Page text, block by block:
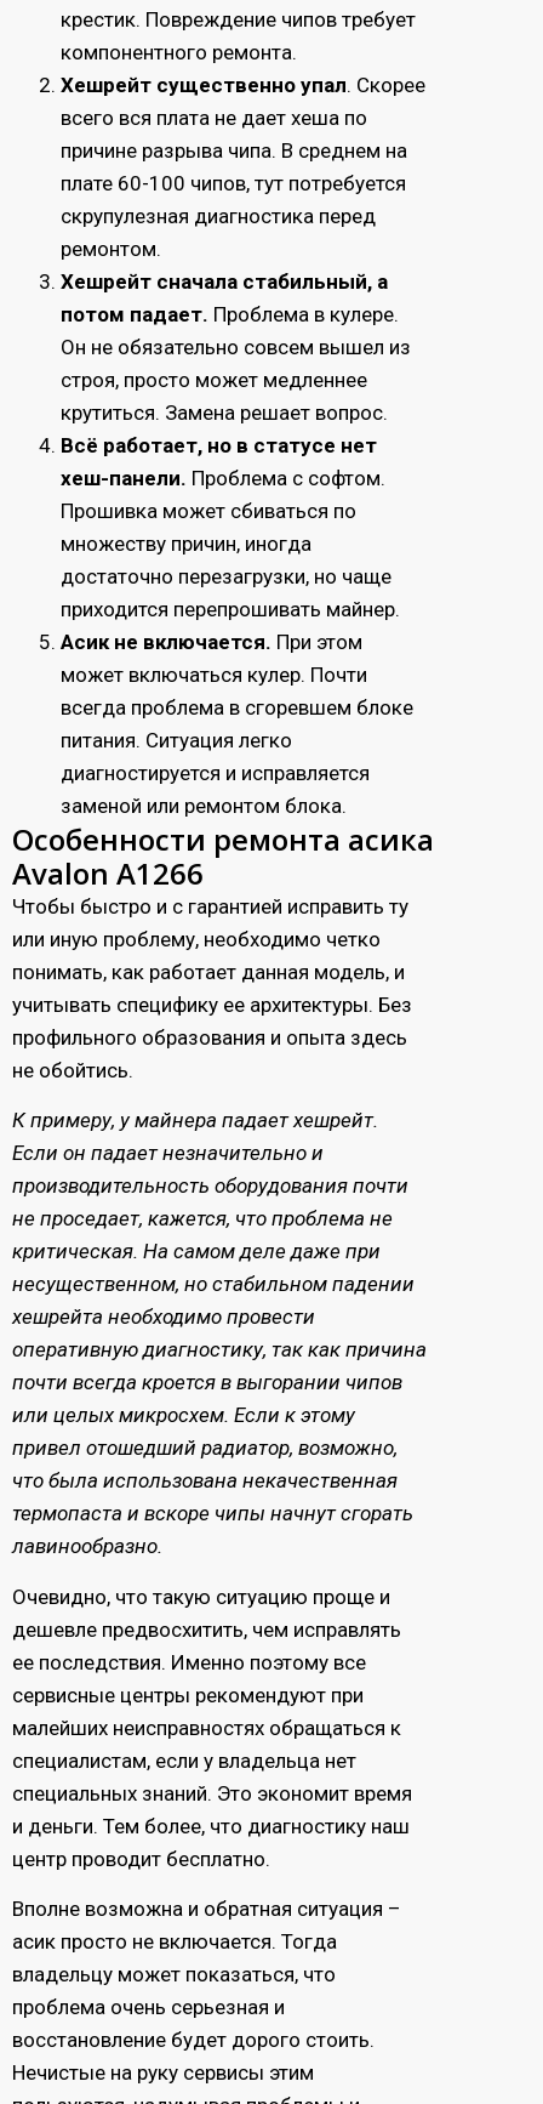
крестик. Повреждение чипов требует
компонентного ремонта.
Хешрейт существенно упал. Скорее
всего вся плата не дает хеша по
причине разрыва чипа. В среднем на
плате 60-100 чипов, тут потребуется
скрупулезная диагностика перед
ремонтом.
Хешрейт сначала стабильный, а
потом падает. Проблема в кулере.
Он не обязательно совсем вышел из
строя, просто может медленнее
крутиться. Замена решает вопрос.
Всё работает, но в статусе нет
хеш-панели. Проблема с софтом.
Прошивка может сбиваться по
множеству причин, иногда
достаточно перезагрузки, но чаще
приходится перепрошивать майнер.
Асик не включается. При этом
может включаться кулер. Почти
всегда проблема в сгоревшем блоке
питания. Ситуация легко
диагностируется и исправляется
заменой или ремонтом блока.
Особенности ремонта асика
Avalon А1266
Чтобы быстро и с гарантией исправить ту
или иную проблему, необходимо четко
понимать, как работает данная модель, и
учитывать специфику ее архитектуры. Без
профильного образования и опыта здесь
не обойтись.
К примеру, у майнера падает хешрейт.
Если он падает незначительно и
производительность оборудования почти
не проседает, кажется, что проблема не
критическая. На самом деле даже при
несущественном, но стабильном падении
хешрейта необходимо провести
оперативную диагностику, так как причина
почти всегда кроется в выгорании чипов
или целых микросхем. Если к этому
привел отошедший радиатор, возможно,
что была использована некачественная
термопаста и вскоре чипы начнут сгорать
лавинообразно.
Очевидно, что такую ситуацию проще и
дешевле предвосхитить, чем исправлять
ее последствия. Именно поэтому все
сервисные центры рекомендуют при
малейших неисправностях обращаться к
специалистам, если у владельца нет
специальных знаний. Это экономит время
и деньги. Тем более, что диагностику наш
центр проводит бесплатно.
Вполне возможна и обратная ситуация –
асик просто не включается. Тогда
владельцу может показаться, что
проблема очень серьезная и
восстановление будет дорого стоить.
Нечистые на руку сервисы этим